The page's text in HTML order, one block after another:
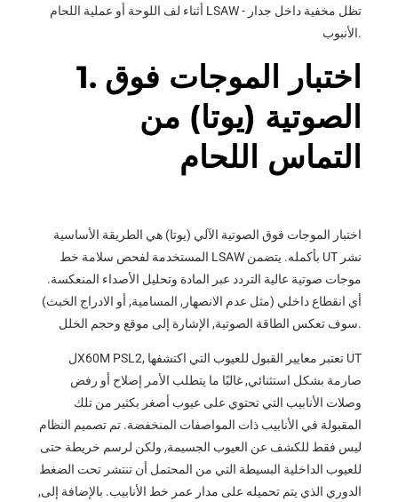
أثناء لف اللوحة أو عملية اللحام LSAW - تظل مخفية داخل جدار
الأنبوب.
1. اختبار الموجات فوق
الصوتية (يوتا) من
التماس اللحام
اختبار الموجات فوق الصوتية الآلي (يوتا) هي الطريقة الأساسية
المستخدمة لفحص سلامة خط LSAW بأكمله. يتضمن UT نشر
موجات صوتية عالية التردد عبر المادة وتحليل الأصداء المنعكسة.
أي انقطاع داخلي (مثل عدم الانصهار, المسامية, أو الادراج الخبث)
سوف تعكس الطاقة الصوتية, الإشارة إلى موقع وحجم الخلل.
لX60M PSL2, تعتبر معايير القبول للعيوب التي اكتشفها UT
صارمة بشكل استثنائي, غالبًا ما يتطلب الأمر إصلاح أو رفض
وصلات الأنابيب التي تحتوي على عيوب أصغر بكثير من تلك
المقبولة في الأنابيب ذات المواصفات المنخفضة. تم تصميم النظام
ليس فقط للكشف عن العيوب الجسيمة, ولكن لرسم خريطة حتى
للعيوب الداخلية البسيطة التي من المحتمل أن تنتشر تحت الضغط
الدوري الذي يتم تحميله على مدار عمر خط الأنابيب. بالإضافة إلى,